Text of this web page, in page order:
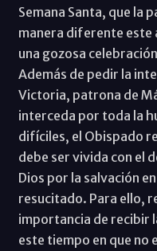
Semana Santa, que la
manera diferente este
una gozosa
Además de pedir la
Victoria, patrona de
interceda por toda la
difíciles, el Obispado
debe ser vivida con el
Dios por la salvación
resucitado. Para ello,
importancia de recibir
este tiempo en que no